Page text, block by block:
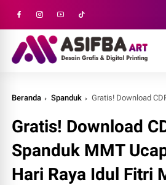
Beranda Spanduk Gratis! Download CDR Desain Spanduk MMT
Gratis! Download
Spanduk MMT
Hari Raya Idul Fitri